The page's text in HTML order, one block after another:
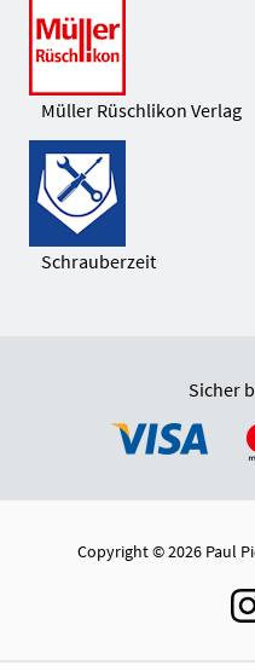
Müller Rüschlikon Verlag
Schrauberzeit
Sicher
Copyright © 2026 Paul